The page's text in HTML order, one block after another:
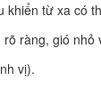
khiển từ xa có
ràng, gió nhỏ
vị).